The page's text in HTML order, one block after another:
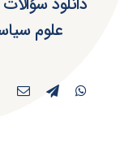
علوم